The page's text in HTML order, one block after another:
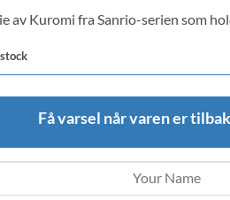
av Kuromi fra Sanrio-serien som
Få varsel når varen er